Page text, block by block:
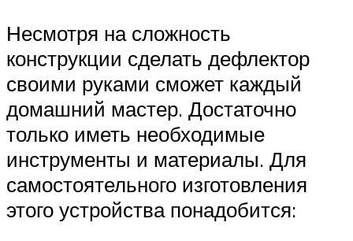
Несмотря на сложность
конструкции сделать дефлектор
своими руками сможет каждый
домашний мастер. Достаточно
только иметь необходимые
инструменты и материалы. Для
самостоятельного изготовления
этого устройства понадобится: